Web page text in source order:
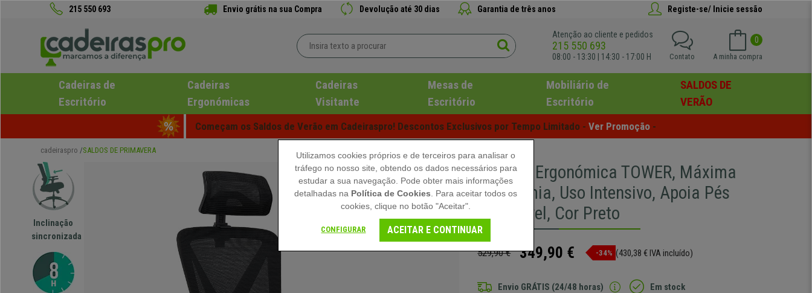
215 550 693 Envio grátis na sua Compra Devolução até 30 dias Garantia de três anos Registe-se/ Inicie sessão
Atenção ao cliente e pedidos
215 550 693
08:00 - 13:30 | 14:30 - 17:00 H
0
A minha compra
Contato
Cadeiras de
Escritório
Cadeiras
Ergonómicas
Cadeiras
Visitante
Mesas de
Escritório
Mobiliário de
Escritório
SALDOS DE
VERÃO
Começam os Saldos de Verão em Cadeiraspro! Descontos Exclusivos por Tempo Limitado - Ver Promoção -
cadeiraspro SALDOS DE PRIMAVERA
Inclinação
sincronizada
Cadeira Ergonómica TOWER, Máxima
Ergonomia, Uso Intensivo, Apoia Pés
Extensível, Cor Preto
529,90 € 349,90 € -34% (430,38 € IVA incluído)
Envio GRÁTIS (24/48 horas) Em stock
Utilizamos cookies próprios e de terceiros para analisar o
tráfego no nosso site, obtendo os dados necessários para
estudar a sua navegação. Pode obter mais informações
detalhadas na Política de Cookies . Para aceitar todos os
cookies, clique no botão "Aceitar".
CONFIGURAR ACEITAR E CONTINUAR